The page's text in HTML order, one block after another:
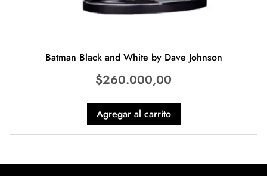
Batman Black and White by Dave Johnson
$260.000,00
Agregar al carrito